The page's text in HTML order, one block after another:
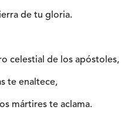
de tu gloria.
celestial de los apóstoles,
te enaltece,
mártires te aclama.